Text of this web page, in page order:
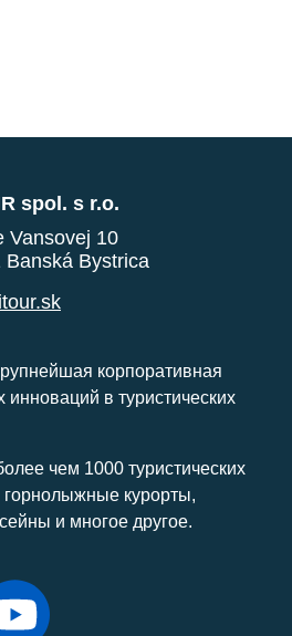
spol. s r.o.
Vansovej 10
Banská Bystrica
корпоративная
инноваций в туристических
чем 1000 туристических
горнолыжные курорты,
и многое другое.